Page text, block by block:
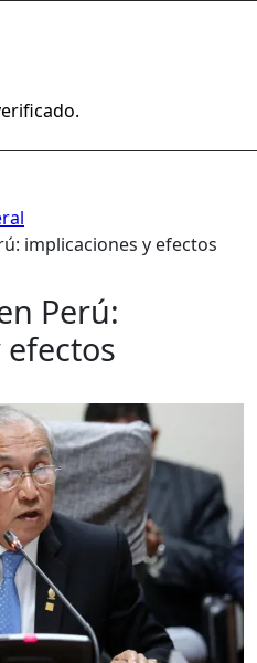
implicaciones y efectos
Perú: